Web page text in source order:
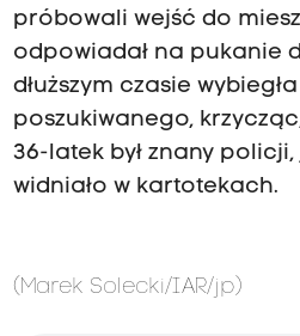
próbowali wejść do
odpowiadał na pukanie
dłuższym czasie
poszukiwanego,
36-latek był znany
widniało w kartotekach.
(Marek Solecki/IAR/jp)